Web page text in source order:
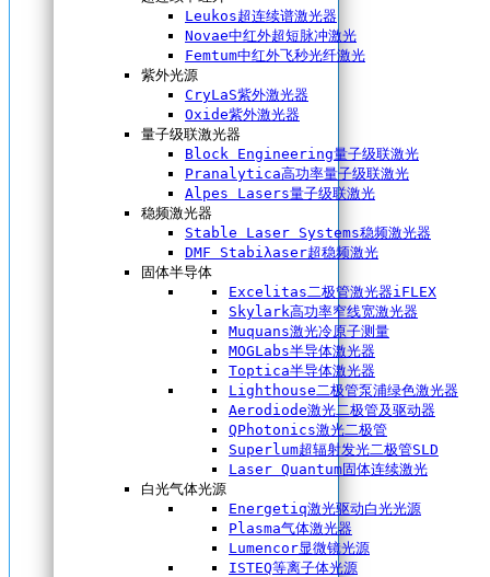
Leukos超连续谱激光器
Novae中红外超短脉冲激光
Femtum中红外飞秒光纤激光
紫外光源
CryLaS紫外激光器
Oxide紫外激光器
量子级联激光器
Block Engineering量子级联激光
Pranalytica高功率量子级联激光
Alpes Lasers量子级联激光
稳频激光器
Stable Laser Systems稳频激光器
DMF Stabiλaser超稳频激光
固体半导体
Excelitas二极管激光器iFLEX
Skylark高功率窄线宽激光器
Muquans激光冷原子测量
MOGLabs半导体激光器
Toptica半导体激光器
Lighthouse二极管泵浦绿色激光器
Aerodiode激光二极管及驱动器
QPhotonics激光二极管
Superlum超辐射发光二极管SLD
Laser Quantum固体连续激光
白光气体光源
Energetiq激光驱动白光光源
Plasma气体激光器
Lumencor显微镜光源
ISTEQ等离子体光源